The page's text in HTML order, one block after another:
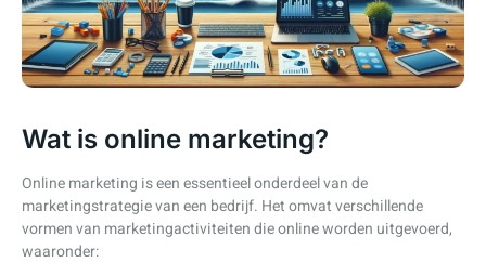
Wat is online marketing?
Online marketing is een essentieel onderdeel van de
marketingstrategie van een bedrijf. Het omvat verschillende
vormen van marketingactiviteiten die online worden uitgevoerd,
waaronder: